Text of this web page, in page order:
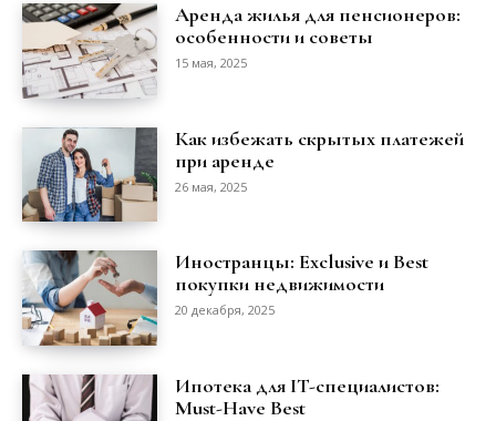
Аренда жилья для пенсионеров:
особенности и советы
15 мая, 2025
Как избежать скрытых платежей
при аренде
26 мая, 2025
Иностранцы: Exclusive и Best
покупки недвижимости
20 декабря, 2025
Ипотека для IT-специалистов:
Must-Have Best